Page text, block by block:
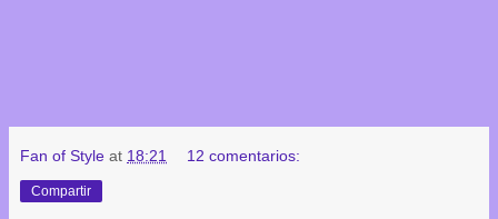
Fan of Style at 18:21 12 comentarios:
Compartir